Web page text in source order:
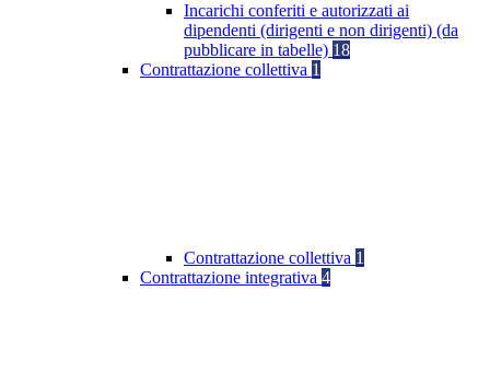
Incarichi conferiti e autorizzati ai
dipendenti (dirigenti e non dirigenti) (da
pubblicare in tabelle) 18
Contrattazione collettiva 1
Contrattazione collettiva 1
Contrattazione integrativa 4